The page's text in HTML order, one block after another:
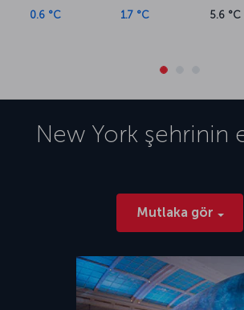
0.6 °C 1.7 °C 5.6 °C
New Yorkşehrinin
Mutlaka gör